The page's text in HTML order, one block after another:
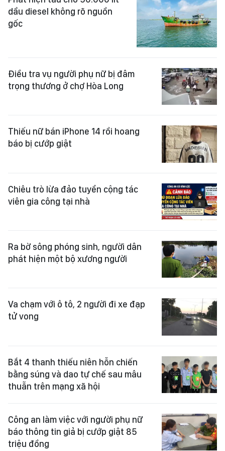
dầu diesel không rõ nguồn
gốc
Điều tra vụ người phụ nữ bị đâm
trọng thương ở chợ Hòa Long
Thiếu nữ bán iPhone 14 rồi hoang
báo bị cướp giật
Chiêu trò lừa đảo tuyển cộng tác
viên gia công tại nhà
Ra bờ sông phóng sinh, người dân
phát hiện một bộ xương người
Va chạm với ô tô, 2 người đi xe đạp
tử vong
Bắt 4 thanh thiếu niên hỗn chiến
bằng súng và dao tự chế sau mâu
thuẫn trên mạng xã hội
Công an làm việc với người phụ nữ
báo thông tin giả bị cướp giật 85
triệu đồng